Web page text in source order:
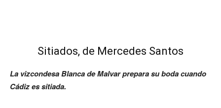
Sitiados, de Mercedes Santos
La vizcondesa Blanca de Malvar prepara su boda cuando
Cádiz es sitiada.